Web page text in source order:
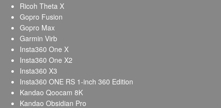
Ricoh Theta X
Gopro Fusion
Gopro Max
Garmin Virb
Insta360 One X
Insta360 One X2
Insta360 X3
Insta360 ONE RS 1-inch 360 Edition
Kandao Qoocam 8K
Kandao Obsidian Pro